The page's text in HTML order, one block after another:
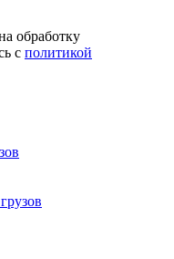
обработку
с политикой